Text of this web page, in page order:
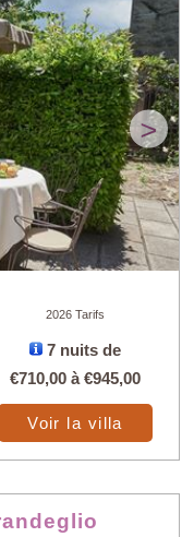
>
2026 Tarifs
7 nuits de
€710,00 à€945,00
Voir la villa